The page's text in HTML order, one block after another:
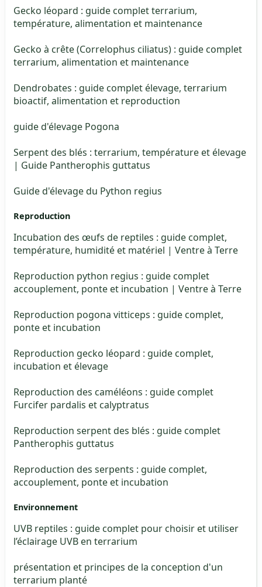
Gecko léopard : guide complet terrarium,
température, alimentation et maintenance
Gecko à crête (Correlophus ciliatus) : guide complet
terrarium, alimentation et maintenance
Dendrobates : guide complet élevage, terrarium
bioactif, alimentation et reproduction
guide d'élevage Pogona
Serpent des blés : terrarium, température et élevage
| Guide Pantherophis guttatus
Guide d'élevage du Python regius
Reproduction
Incubation des œufs de reptiles : guide complet,
température, humidité et matériel | Ventre à Terre
Reproduction python regius : guide complet
accouplement, ponte et incubation | Ventre à Terre
Reproduction pogona vitticeps : guide complet,
ponte et incubation
Reproduction gecko léopard : guide complet,
incubation et élevage
Reproduction des caméléons : guide complet
Furcifer pardalis et calyptratus
Reproduction serpent des blés : guide complet
Pantherophis guttatus
Reproduction des serpents : guide complet,
accouplement, ponte et incubation
Environnement
UVB reptiles : guide complet pour choisir et utiliser
l’éclairage UVB en terrarium
présentation et principes de la conception d'un
terrarium planté